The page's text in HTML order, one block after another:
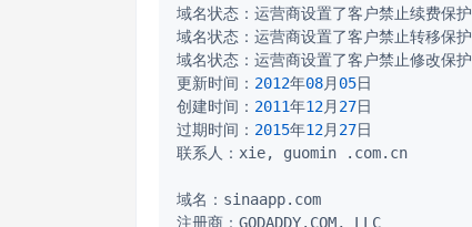
域名状态：运营商设置了客户禁止续费保护
域名状态：运营商设置了客户禁止转移保护
域名状态：运营商设置了客户禁止修改保护
更新时间： 2012年08月 05日
创建时间： 2011年12月 27日
过期时间： 2015年12月 27日
联系人：xie, guomin .com.cn
域名：sinaapp.com
注册商：GODADDY.COM, LLC